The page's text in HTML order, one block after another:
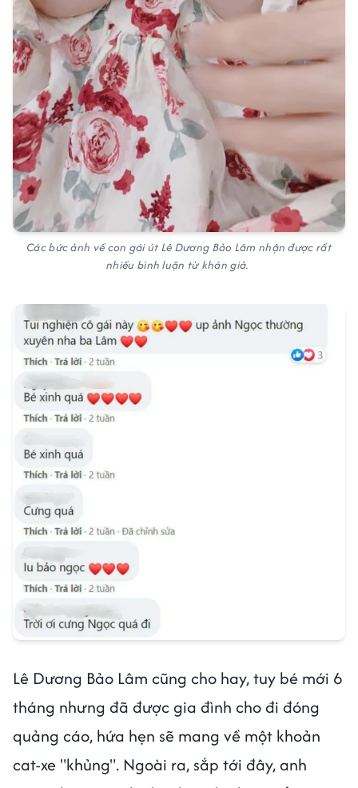
Các bức ảnh về con gái út Lê Dương Bảo Lâm nhận được rất
nhiều bình luận từ khán giả.
Lê Dương Bảo Lâm cũng cho hay, tuy bé mới 6
tháng nhưng đã được gia đình cho đi đóng
quảng cáo, hứa hẹn sẽ mang về một khoản
cat-xe "khủng". Ngoài ra, sắp tới đây, anh